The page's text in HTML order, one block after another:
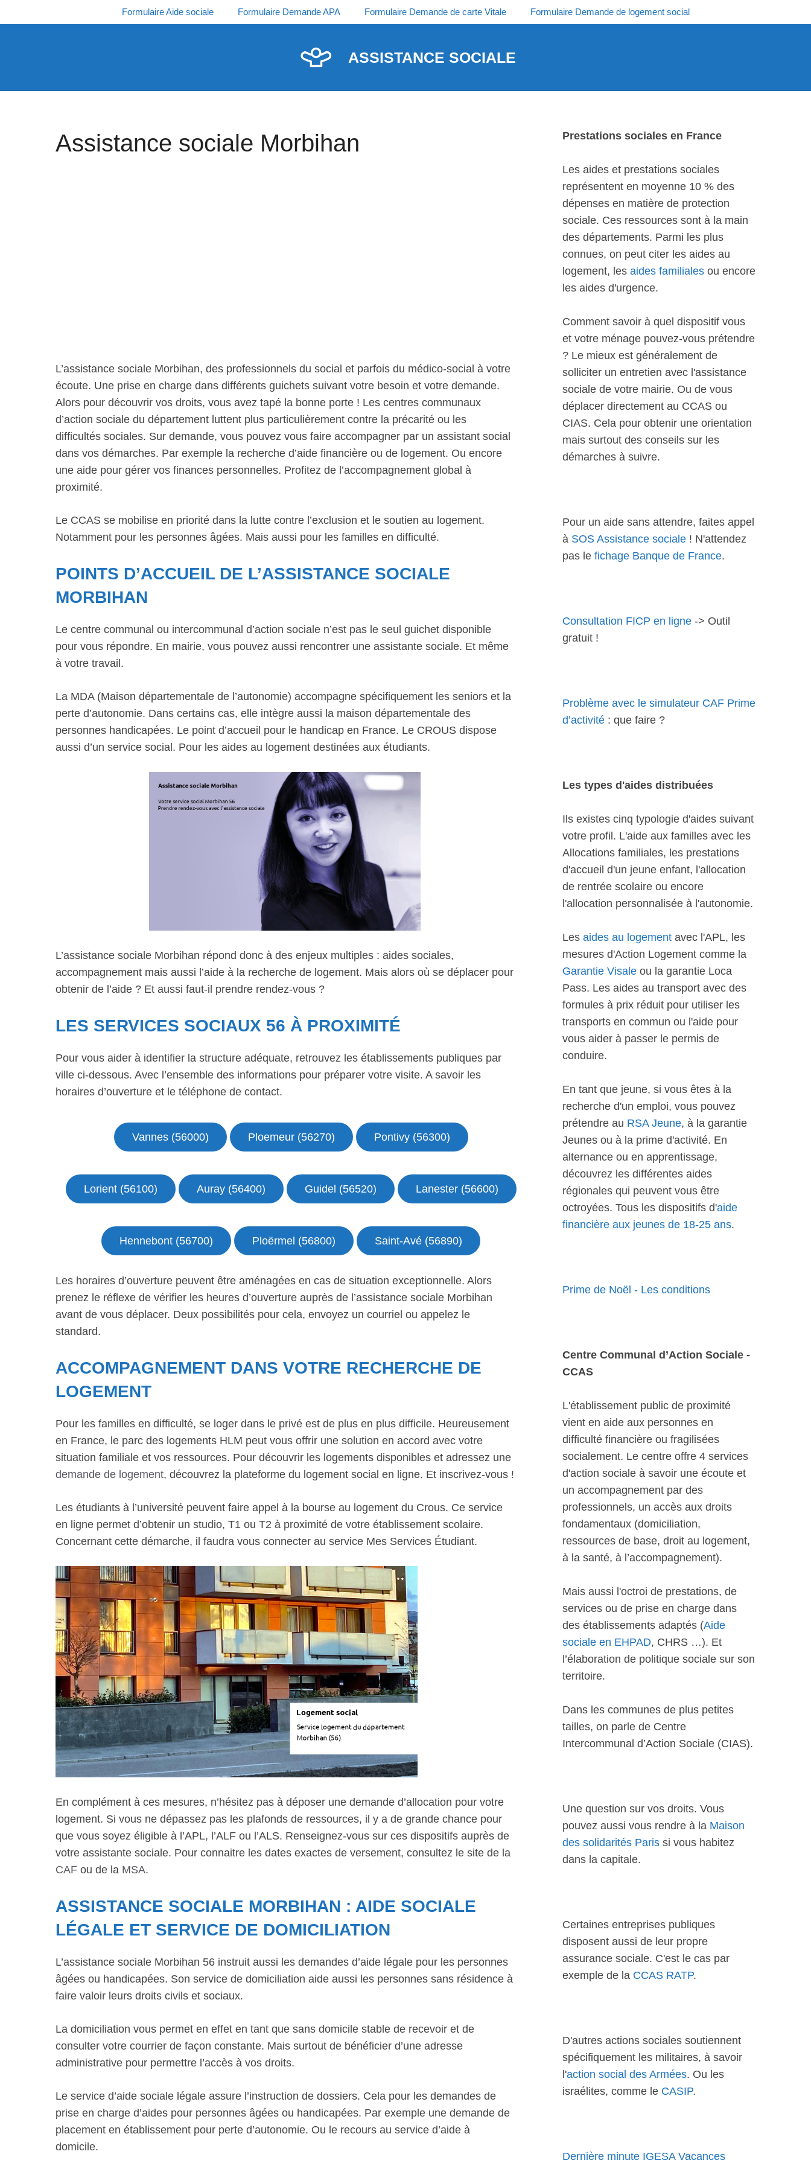
au
Formulaire Aide sociale Formulaire Demande APA Formulaire Demande de carte Vitale Formulaire Demande de logement social
ASSISTANCE SOCIALE
Assistance sociale Morbihan
L’assistance sociale Morbihan, des professionnels du social et parfois du médico-social à votre
écoute. Une prise en charge dans différents guichets suivant votre besoin et votre demande.
Alors pour découvrir vos droits, vous avez tapé la bonne porte ! Les centres communaux
d’action sociale du département luttent plus particulièrement contre la précarité ou les
difficultés sociales. Sur demande, vous pouvez vous faire accompagner par un assistant social
dans vos démarches. Par exemple la recherche d’aide financière ou de logement. Ou encore
une aide pour gérer vos finances personnelles. Profitez de l’accompagnement global à
proximité.
Le CCAS se mobilise en priorité dans la lutte contre l’exclusion et le soutien au logement.
Notamment pour les personnes âgées. Mais aussi pour les familles en difficulté.
POINTS D’ACCUEIL DE L’ASSISTANCE SOCIALE
MORBIHAN
Le centre communal ou intercommunal d’action sociale n’est pas le seul guichet disponible
pour vous répondre. En mairie, vous pouvez aussi rencontrer une assistante sociale. Et même
à votre travail.
La MDA (Maison départementale de l’autonomie) accompagne spécifiquement les seniors et la
perte d’autonomie. Dans certains cas, elle intègre aussi la maison départementale des
personnes handicapées. Le point d’accueil pour le handicap en France. Le CROUS dispose
aussi d’un service social. Pour les aides au logement destinées aux étudiants.
L’assistance sociale Morbihan répond donc à des enjeux multiples : aides sociales,
accompagnement mais aussi l’aide à la recherche de logement. Mais alors où se déplacer pour
obtenir de l’aide ? Et aussi faut-il prendre rendez-vous ?
LES SERVICES SOCIAUX 56 À PROXIMITÉ
Pour vous aider à identifier la structure adéquate, retrouvez les établissements publiques par
ville ci-dessous. Avec l’ensemble des informations pour préparer votre visite. A savoir les
horaires d’ouverture et le téléphone de contact.
Vannes (56000) Ploemeur (56270) Pontivy (56300)
Lorient (56100) Auray (56400) Guidel (56520) Lanester (56600)
Hennebont (56700) Ploërmel (56800) Saint-Avé (56890)
Les horaires d’ouverture peuvent être aménagées en cas de situation exceptionnelle. Alors
prenez le réflexe de vérifier les heures d’ouverture auprès de l’assistance sociale Morbihan
avant de vous déplacer. Deux possibilités pour cela, envoyez un courriel ou appelez le
standard.
ACCOMPAGNEMENT DANS VOTRE RECHERCHE DE
LOGEMENT
Pour les familles en difficulté, se loger dans le privé est de plus en plus difficile. Heureusement
en France, le parc des logements HLM peut vous offrir une solution en accord avec votre
situation familiale et vos ressources. Pour découvrir les logements disponibles et adressez une
demande de logement, découvrez la plateforme du logement social en ligne. Et inscrivez-vous !
Les étudiants à l’université peuvent faire appel à la bourse au logement du Crous. Ce service
en ligne permet d’obtenir un studio, T1 ou T2 à proximité de votre établissement scolaire.
Concernant cette démarche, il faudra vous connecter au service Mes Services Étudiant.
En complément à ces mesures, n’hésitez pas à déposer une demande d’allocation pour votre
logement. Si vous ne dépassez pas les plafonds de ressources, il y a de grande chance pour
que vous soyez éligible à l’APL, l’ALF ou l’ALS. Renseignez-vous sur ces dispositifs auprès de
votre assistante sociale. Pour connaitre les dates exactes de versement, consultez le site de la
CAF ou de la MSA.
ASSISTANCE SOCIALE MORBIHAN : AIDE SOCIALE
LÉGALE ET SERVICE DE DOMICILIATION
L’assistance sociale Morbihan 56 instruit aussi les demandes d’aide légale pour les personnes
âgées ou handicapées. Son service de domiciliation aide aussi les personnes sans résidence à
faire valoir leurs droits civils et sociaux.
La domiciliation vous permet en effet en tant que sans domicile stable de recevoir et de
consulter votre courrier de façon constante. Mais surtout de bénéficier d’une adresse
administrative pour permettre l’accès à vos droits.
Le service d’aide sociale légale assure l’instruction de dossiers. Cela pour les demandes de
prise en charge d’aides pour personnes âgées ou handicapées. Par exemple une demande de
placement en établissement pour perte d’autonomie. Ou le recours au service d’aide à
domicile.
Prestations sociales en France
Les aides et prestations sociales
représentent en moyenne 10 % des
dépenses en matière de protection
sociale. Ces ressources sont à la main
des départements. Parmi les plus
connues, on peut citer les aides au
logement, les aides familiales ou encore
les aides d'urgence.
Comment savoir à quel dispositif vous
et votre ménage pouvez-vous prétendre
? Le mieux est généralement de
solliciter un entretien avec l'assistance
sociale de votre mairie. Ou de vous
déplacer directement au CCAS ou
CIAS. Cela pour obtenir une orientation
mais surtout des conseils sur les
démarches à suivre.
Pour un aide sans attendre, faites appel
à SOS Assistance sociale ! N'attendez
pas le fichage Banque de France.
Consultation FICP en ligne -> Outil
gratuit !
Problème avec le simulateur CAF Prime
d’activité : que faire ?
Les types d'aides distribuées
Ils existes cinq typologie d'aides suivant
votre profil. L'aide aux familles avec les
Allocations familiales, les prestations
d'accueil d'un jeune enfant, l'allocation
de rentrée scolaire ou encore
l'allocation personnalisée à l'autonomie.
Les aides au logement avec l'APL, les
mesures d'Action Logement comme la
Garantie Visale ou la garantie Loca
Pass. Les aides au transport avec des
formules à prix réduit pour utiliser les
transports en commun ou l'aide pour
vous aider à passer le permis de
conduire.
En tant que jeune, si vous êtes à la
recherche d'un emploi, vous pouvez
prétendre au RSA Jeune, à la garantie
Jeunes ou à la prime d'activité. En
alternance ou en apprentissage,
découvrez les différentes aides
régionales qui peuvent vous être
octroyées. Tous les dispositifs d'aide
financière aux jeunes de 18-25 ans.
Prime de Noël - Les conditions
Centre Communal d’Action Sociale -
CCAS
L'établissement public de proximité
vient en aide aux personnes en
difficulté financière ou fragilisées
socialement. Le centre offre 4 services
d'action sociale à savoir une écoute et
un accompagnement par des
professionnels, un accès aux droits
fondamentaux (domiciliation,
ressources de base, droit au logement,
à la santé, à l’accompagnement).
Mais aussi l'octroi de prestations, de
services ou de prise en charge dans
des établissements adaptés (Aide
sociale en EHPAD, CHRS …). Et
l’élaboration de politique sociale sur son
territoire.
Dans les communes de plus petites
tailles, on parle de Centre
Intercommunal d’Action Sociale (CIAS).
Une question sur vos droits. Vous
pouvez aussi vous rendre à la Maison
des solidarités Paris si vous habitez
dans la capitale.
Certaines entreprises publiques
disposent aussi de leur propre
assurance sociale. C'est le cas par
exemple de la CCAS RATP.
D'autres actions sociales soutiennent
spécifiquement les militaires, à savoir
l'action social des Armées. Ou les
israélites, comme le CASIP.
Dernière minute IGESA Vacances